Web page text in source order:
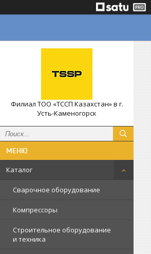
Филиал ТОО «ТССП Казахстан» в г.
Усть-Каменогорск
Каталог
Сварочное оборудование
Компрессоры
Строительное оборудование
и техника